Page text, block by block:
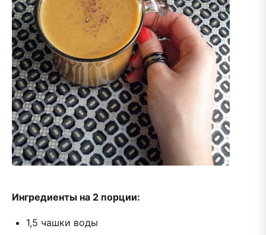
Ингредиенты на 2 порции:
1,5 чашки воды